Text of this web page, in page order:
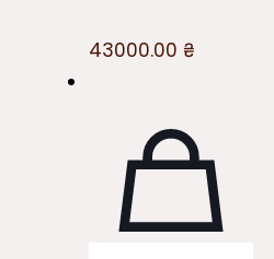
43000.00 ₴